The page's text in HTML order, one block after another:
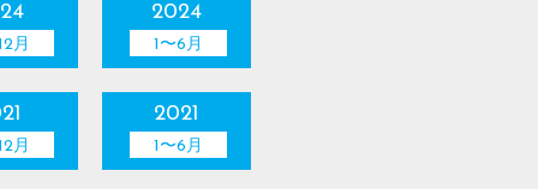
月
2024
1〜6月
月
2021
1〜6月